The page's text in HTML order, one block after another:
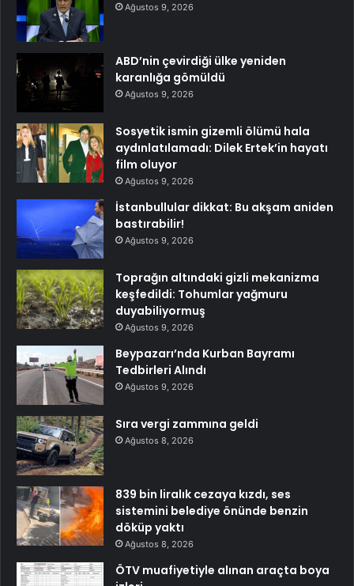
Ağustos 9, 2026
ABD’nin çevirdiği ülke yeniden
karanlığa gömüldü
Ağustos 9, 2026
Sosyetik ismin gizemli ölümü hala
aydınlatılamadı: Dilek Ertek’in hayatı
film oluyor
Ağustos 9, 2026
İstanbullular dikkat: Bu akşam aniden
bastırabilir!
Ağustos 9, 2026
Toprağın altındaki gizli mekanizma
keşfedildi: Tohumlar yağmuru
duyabiliyormuş
Ağustos 9, 2026
Beypazarı’nda Kurban Bayramı
Tedbirleri Alındı
Ağustos 9, 2026
Sıra vergi zammına geldi
Ağustos 8, 2026
839 bin liralık cezaya kızdı, ses
sistemini belediye önünde benzin
döküp yaktı
Ağustos 8, 2026
ÖTV muafiyetiyle alınan araçta boya